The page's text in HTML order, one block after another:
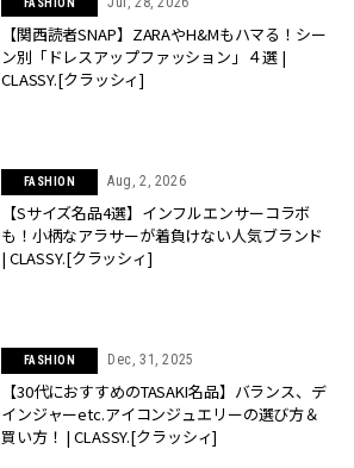
FASHION
【関西読者SNAP】ZARAやH&Mもハマる！シー
ン別「ドレスアップファッション」４選 |
CLASSY.[クラッシィ]
FASHION Aug, 2, 2026
【Sサイズ名品4選】インフルエンサーコラボ
も！小柄なアラサーが着負けない人気ブランド
| CLASSY.[クラッシィ]
FASHION Dec, 31, 2025
【30代におすすめのTASAKI名品】バランス、デ
インジャーetc.アイコンジュエリーの選び方＆
買い方！ | CLASSY.[クラッシィ]